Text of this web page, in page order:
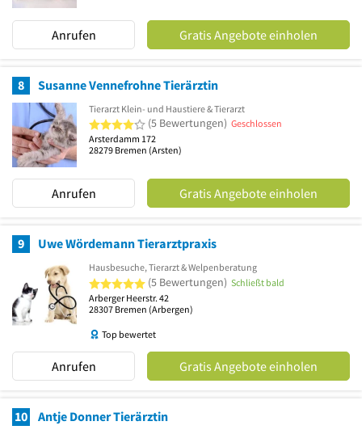
Anrufen Gratis Angebote einholen
8 Susanne Vennefrohne Tierärztin
Tierarzt Klein- und Haustiere & Tierarzt
4 von 5 Sternen
(5 Bewertungen) Geschlossen
Arsterdamm 172
28279 Bremen (Arsten)
Anrufen Gratis Angebote einholen
9 Uwe Wördemann Tierarztpraxis
Hausbesuche, Tierarzt & Welpenberatung
5 von 5 Sternen
(5 Bewertungen) Schließt bald
Arberger Heerstr. 42
28307 Bremen (Arbergen)
Top bewertet
Anrufen Gratis Angebote einholen
10 Antje Donner Tierärztin